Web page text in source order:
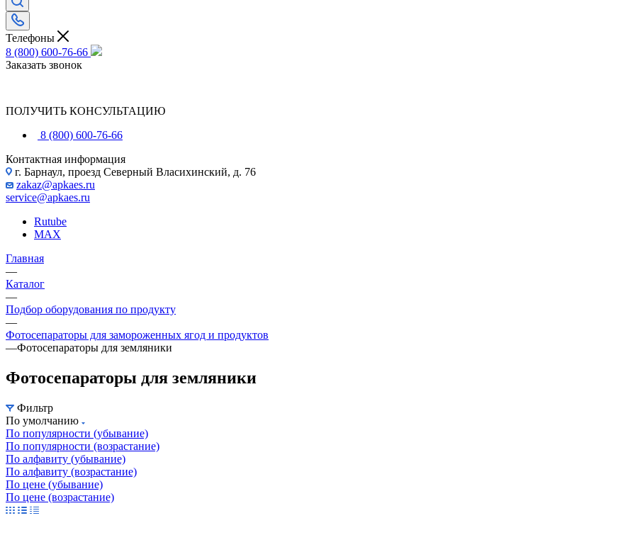
Телефоны
8 (800) 600-76-66
Заказать звонок
ПОЛУЧИТЬ КОНСУЛЬТАЦИЮ
8 (800) 600-76-66
Контактная информация
г. Барнаул, проезд Северный Власихинский, д. 76
zakaz@apkaes.ru
service@apkaes.ru
Rutube
MAX
Главная
—
Каталог
—
Подбор оборудования по продукту
—
Фотосепараторы для замороженных ягод и продуктов
—Фотосепараторы для земляники
Фотосепараторы для земляники
Фильтр
По умолчанию
По популярности (убывание)
По популярности (возрастание)
По алфавиту (убывание)
По алфавиту (возрастание)
По цене (убывание)
По цене (возрастание)